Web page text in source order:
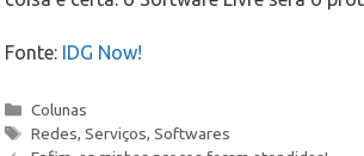
Fonte: IDG Now!
Categories
Colunas
Tags
Redes, Serviços, Softwares